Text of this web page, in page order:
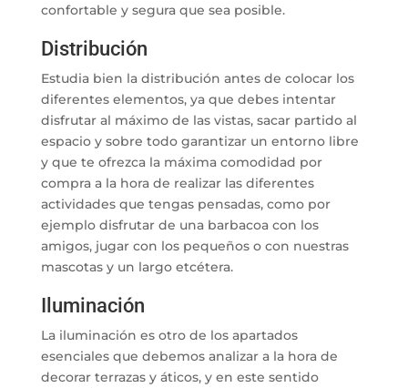
confortable y segura que sea posible.
Distribución
Estudia bien la distribución antes de colocar los
diferentes elementos, ya que debes intentar
disfrutar al máximo de las vistas, sacar partido al
espacio y sobre todo garantizar un entorno libre
y que te ofrezca la máxima comodidad por
compra a la hora de realizar las diferentes
actividades que tengas pensadas, como por
ejemplo disfrutar de una barbacoa con los
amigos, jugar con los pequeños o con nuestras
mascotas y un largo etcétera.
Iluminación
La iluminación es otro de los apartados
esenciales que debemos analizar a la hora de
decorar terrazas y áticos, y en este sentido